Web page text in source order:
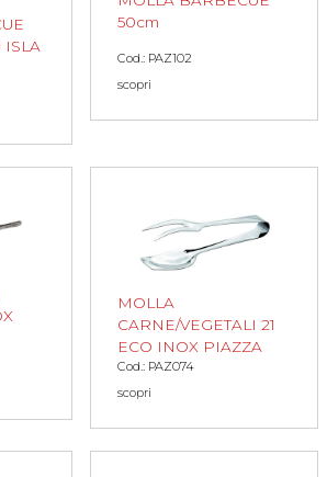
ISLA
50cm
Cod.: PAZ102
scopri
MOLLA
CARNE/VEGETALI 21
ECO INOX PIAZZA
Cod.: PAZ074
scopri